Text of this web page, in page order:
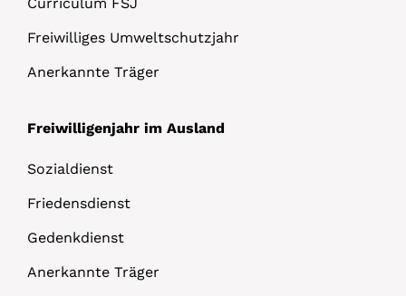
Freiwilliges Umweltschutzjahr
Anerkannte Träger
Freiwilligenjahr im Ausland
Sozialdienst
Friedensdienst
Gedenkdienst
Anerkannte Träger